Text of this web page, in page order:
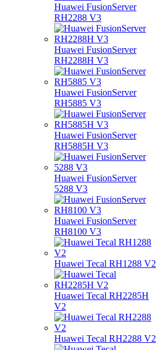
Huawei FusionServer
RH2288 V3
Huawei FusionServer
RH2288H V3
Huawei FusionServer
RH5885 V3
Huawei FusionServer
RH5885H V3
Huawei FusionServer
5288 V3
Huawei FusionServer
RH8100 V3
Huawei Tecal RH1288 V2
Huawei Tecal RH2285H
V2
Huawei Tecal RH2288 V2